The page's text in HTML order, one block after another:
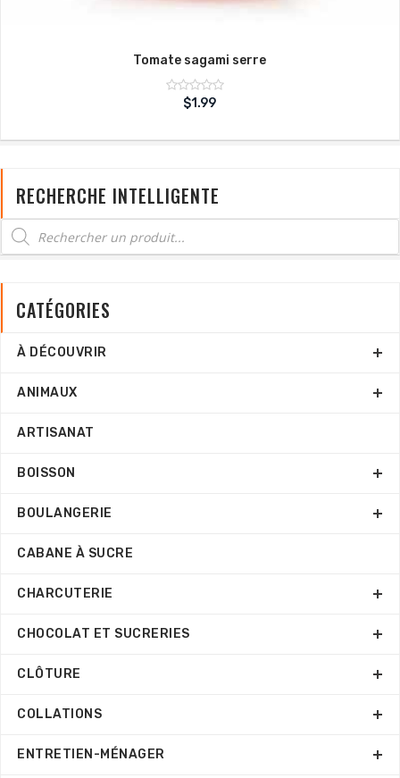
Tomate sagami serre
Note
sur
$1.99
RECHERCHE INTELLIGENTE
CATÉGORIES
À DÉCOUVRIR
ANIMAUX
ARTISANAT
BOISSON
BOULANGERIE
CABANE À SUCRE
CHARCUTERIE
CHOCOLAT ET SUCRERIES
CLÔTURE
COLLATIONS
ENTRETIEN-MÉNAGER